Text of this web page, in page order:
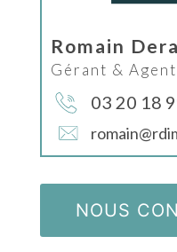
Romain
Gérant &
03 20 18
NOUS